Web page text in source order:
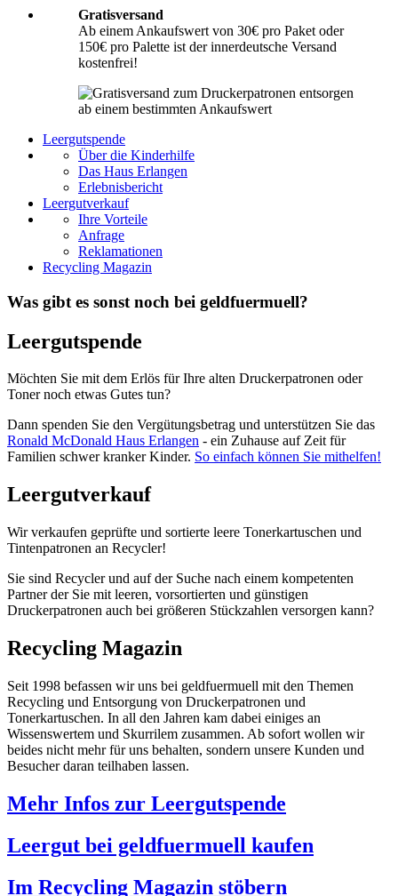
Gratisversand
Ab einem Ankaufswert von 30€ pro Paket oder
150€ pro Palette ist der innerdeutsche Versand
kostenfrei!
Leergutspende
Über die Kinderhilfe
Das Haus Erlangen
Erlebnisbericht
Leergutverkauf
Ihre Vorteile
Anfrage
Reklamationen
Recycling Magazin
Was gibt es sonst noch bei geldfuermuell?
Leergutspende
Möchten Sie mit dem Erlös für Ihre alten Druckerpatronen oder
Toner noch etwas Gutes tun?
Dann spenden Sie den Vergütungsbetrag und unterstützen Sie das
Ronald McDonald Haus Erlangen - ein Zuhause auf Zeit für
Familien schwer kranker Kinder. So einfach können Sie mithelfen!
Leergutverkauf
Wir verkaufen geprüfte und sortierte leere Tonerkartuschen und
Tintenpatronen an Recycler!
Sie sind Recycler und auf der Suche nach einem kompetenten
Partner der Sie mit leeren, vorsortierten und günstigen
Druckerpatronen auch bei größeren Stückzahlen versorgen kann?
Recycling Magazin
Seit 1998 befassen wir uns bei geldfuermuell mit den Themen
Recycling und Entsorgung von Druckerpatronen und
Tonerkartuschen. In all den Jahren kam dabei einiges an
Wissenswertem und Skurrilem zusammen. Ab sofort wollen wir
beides nicht mehr für uns behalten, sondern unsere Kunden und
Besucher daran teilhaben lassen.
Mehr Infos zur Leergutspende
Leergut bei geldfuermuell kaufen
Im Recycling Magazin stöbern